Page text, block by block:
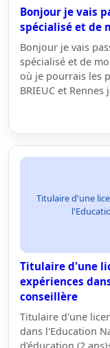
Bonjour je vais
spécialisé et de
Bonjour je vais
spécialisé et de
où je pourrais les
BRIEUC et
Titulaire d'une
Titulaire d'une
expériences
conseillère
Titulaire d'une
dans l'Education